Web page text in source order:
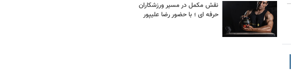
نقش مکمل در مسیر ورزشکاران
حرفه ای ؛ با حضور رضا علیپور